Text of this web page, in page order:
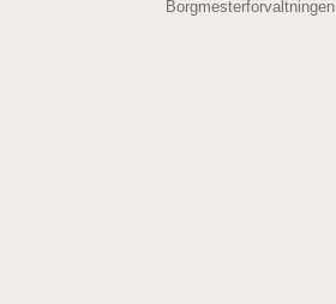
Borgmesterforvaltningen